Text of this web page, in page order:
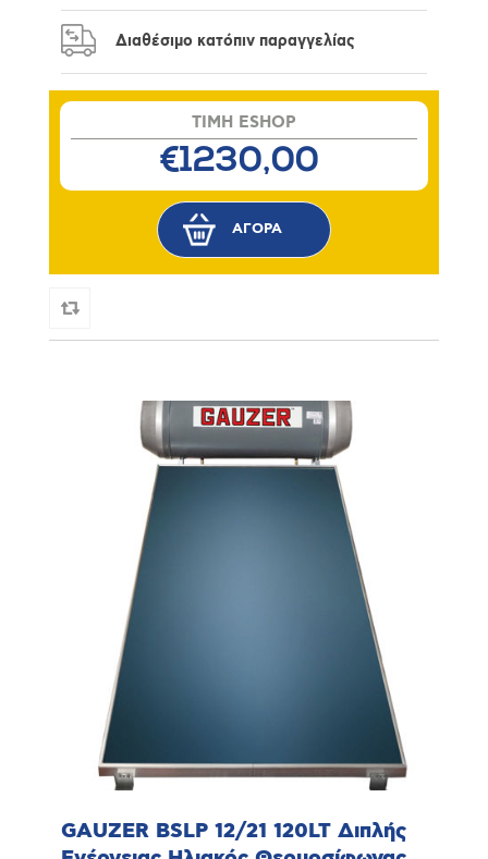
Διαθέσιμο κατόπιν παραγγελίας
TIMH ESHOP
€1230,00
GAUZER BSLP 12/21 120LT Διπλής